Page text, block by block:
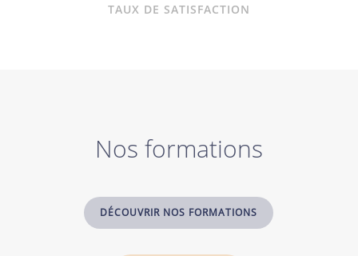
TAUX DE SATISFACTION
Nos formations
DÉCOUVRIR NOS FORMATIONS